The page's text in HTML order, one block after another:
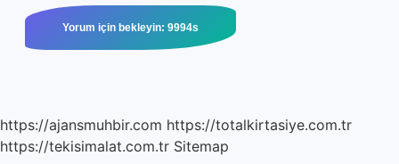
https://ajansmuhbir.com https://totalkirtasiye.com.tr
https://tekisimalat.com.tr Sitemap